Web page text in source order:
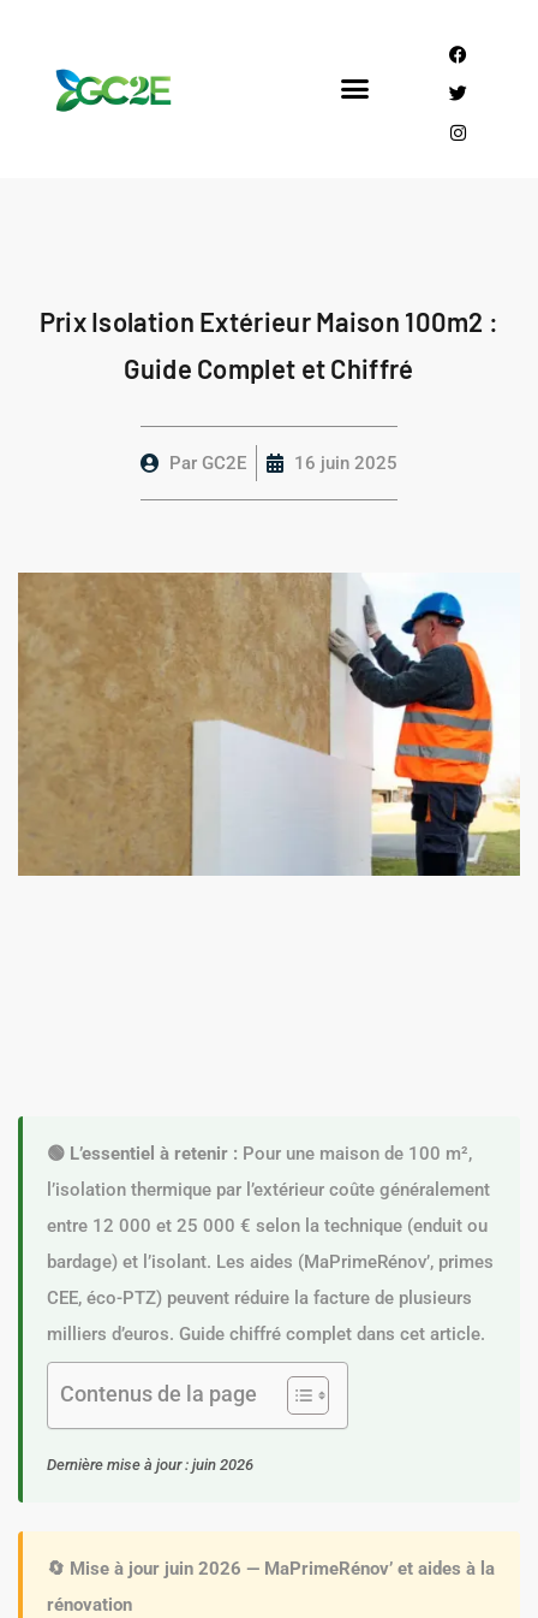
Prix Isolation Extérieur Maison 100m2 :
Guide Complet et Chiffré
Par GC2E 16 juin 2025
🟢 L’essentiel à retenir : Pour une maison de 100 m²,
l’isolation thermique par l’extérieur coûte généralement
entre 12 000 et 25 000 € selon la technique (enduit ou
bardage) et l’isolant. Les aides (MaPrimeRénov’, primes
CEE, éco-PTZ) peuvent réduire la facture de plusieurs
milliers d’euros. Guide chiffré complet dans cet article.
Contenus de la page
Dernière mise à jour : juin 2026
🔄 Mise à jour juin 2026 — MaPrimeRénov’ et aides à la
rénovation